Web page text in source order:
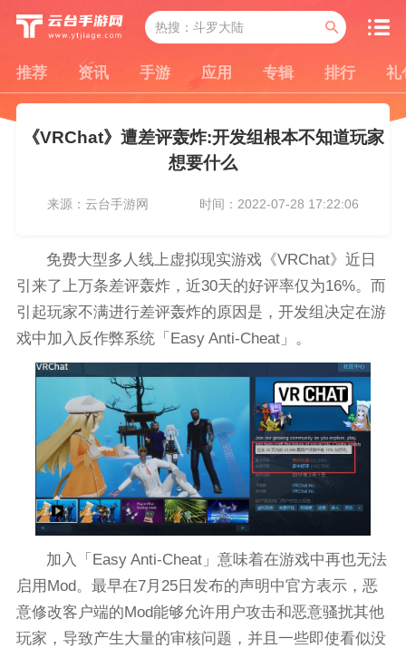
推荐 资讯 手游 应用 专辑 排行 礼
《VRChat》遭差评轰炸:开发组根本不知道玩家
想要什么
来源：云台手游网 时间：2022-07-28 17:22:06
免费大型多人线上虚拟现实游戏《VRChat》近日
引来了上万条差评轰炸，近30天的好评率仅为16%。而
引起玩家不满进行差评轰炸的原因是，开发组决定在游
戏中加入反作弊系统「Easy Anti-Cheat」。
加入「Easy Anti-Cheat」意味着在游戏中再也无法
启用Mod。最早在7月25日发布的声明中官方表示，恶
意修改客户端的Mod能够允许用户攻击和恶意骚扰其他
玩家，导致产生大量的审核问题，并且一些即使看似没